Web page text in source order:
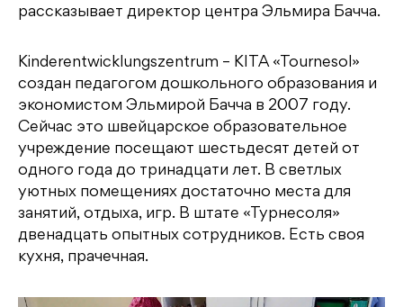
рассказывает директор центра Эльмира Бачча.
Kinderentwicklungszentrum – KITA «Tournesol»
создан педагогом дошкольного образования и
экономистом Эльмирой Бачча в 2007 году.
Сейчас это швейцарское образовательное
учреждение посещают шестьдесят детей от
одного года до тринадцати лет. В светлых
уютных помещениях достаточно места для
занятий, отдыха, игр. В штате «Турнесоля»
двенадцать опытных сотрудников. Есть своя
кухня, прачечная.